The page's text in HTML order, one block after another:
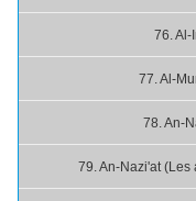
76. Al-
77. Al-
78. An-
79. An-Nazi'at (Les